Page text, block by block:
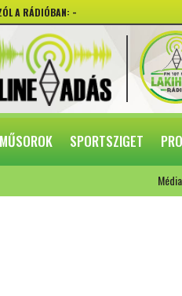
A RÁDIÓBAN: -
MŰSOROK SPORTSZIGET